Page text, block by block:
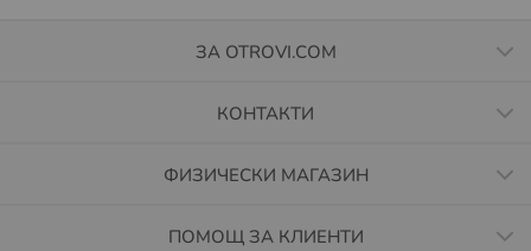
ЗА OTROVI.COM
КОНТАКТИ
ФИЗИЧЕСКИ МАГАЗИН
ПОМОЩ ЗА КЛИЕНТИ